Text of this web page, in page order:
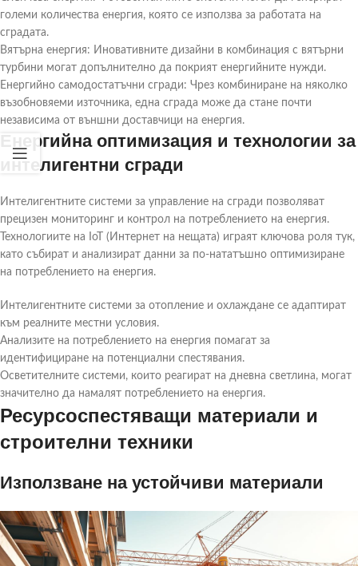
големи количества енергия, която се използва за работата на
сградата.
Вятърна енергия: Иновативните дизайни в комбинация с вятърни
турбини могат допълнително да покрият енергийните нужди.
Енергийно самодостатъчни сгради: Чрез комбиниране на няколко
възобновяеми източника, една сграда може да стане почти
независима от външни доставчици на енергия.
Енергийна оптимизация и технологии за
интелигентни сгради
Интелигентните системи за управление на сгради позволяват
прецизен мониторинг и контрол на потреблението на енергия.
Технологиите на IoT (Интернет на нещата) играят ключова роля тук,
като събират и анализират данни за по-нататъшно оптимизиране
на потреблението на енергия.
Интелигентните системи за отопление и охлаждане се адаптират
към реалните местни условия.
Анализите на потреблението на енергия помагат за
идентифициране на потенциални спестявания.
Осветителните системи, които реагират на дневна светлина, могат
значително да намалят потреблението на енергия.
Ресурсоспестяващи материали и
строителни техники
Използване на устойчиви материали